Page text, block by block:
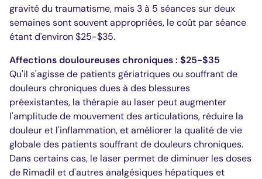
gravité du traumatisme, mais 3 à 5 séances sur deux
semaines sont souvent appropriées, le coût par séance
étant d'environ $25-$35.
Affections douloureuses chroniques : $25-$35
Qu'il s'agisse de patients gériatriques ou souffrant de
douleurs chroniques dues à des blessures
préexistantes, la thérapie au laser peut augmenter
l'amplitude de mouvement des articulations, réduire la
douleur et l'inflammation, et améliorer la qualité de vie
globale des patients souffrant de douleurs chroniques.
Dans certains cas, le laser permet de diminuer les doses
de Rimadil et d'autres analgésiques hépatiques et